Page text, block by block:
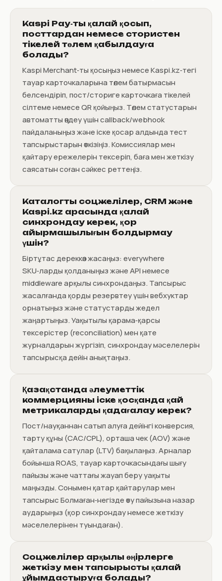
Kaspi Pay‑ты қалай қосып,
посттардан немесе стористен
тікелей төлем қабылдауға
болады?
Kaspi Merchant‑ты қосыңыз немесе Kaspi.kz‑тегі
тауар карточкаларына төлем батырмасын
белсендіріп, пост/сториге карточкаға тікелей
сілтеме немесе QR қойыңыз. Төлем статустарын
автоматты өңдеу үшін callback/webhook
пайдаланыңыз және іске қосар алдында тест
тапсырыстарын өткізіңіз. Комиссиялар мен
қайтару ережелерін тексеріп, баға мен жеткізу
саясатын соған сәйкес реттеңіз.
Каталогты соцжелілер, CRM және
Kaspi.kz арасында қалай
синхрондау керек, қор
айырмашылығын болдырмау
үшін?
Біртұтас дереккөз жасаңыз: everywhere
SKU‑ларды қолданыңыз және API немесе
middleware арқылы синхрондаңыз. Тапсырыс
жасалғанда қорды резервтеу үшін вебхуктар
орнатыңыз және статустарды жедел
жаңартыңыз. Уақытылы қарама‑қарсы
тексерістер (reconciliation) мен қате
журналдарын жүргізіп, синхрондау мәселелерін
тапсырысқа дейін анықтаңыз.
Қазақстанда әлеуметтік
коммерцияны іске қосқанда қай
метрикаларды қадағалау керек?
Пост/науқаннан сатып алуға дейінгі конверсия,
тарту құны (CAC/CPL), орташа чек (AOV) және
қайталама сатулар (LTV) бақылаңыз. Арналар
бойынша ROAS, тауар карточкасындағы шығу
пайызы және чаттағы жауап беру уақыты
маңызды. Сонымен қатар қайтарулар мен
тапсырыс Болмаған‑негізде өту пайызына назар
аударыңыз (қор синхрондау немесе жеткізу
мәселелерінен туындаған).
Соцжелілер арқылы өңірлерге
жеткізу мен тапсырысты қалай
ұйымдастыруға болады?